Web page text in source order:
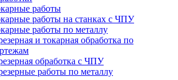
работы
работы на станках с ЧПУ
работы по металлу
и токарная обработка по
обработка с ЧПУ
работы по металлу